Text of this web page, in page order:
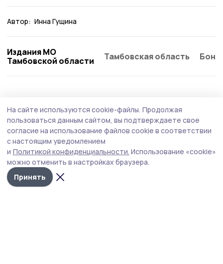
Автор: Инна Гущина
Издания МО
Тамбовской области
Тамбовская область
На сайте используются cookie-файлы. Продолжая
пользоваться данным сайтом, вы подтверждаете свое
согласие на использование файлов cookie в соответствии
с настоящим уведомлением
и Политикой конфиденциальности. Использование «cookie»
можно отменить в настройках браузера.
Принять